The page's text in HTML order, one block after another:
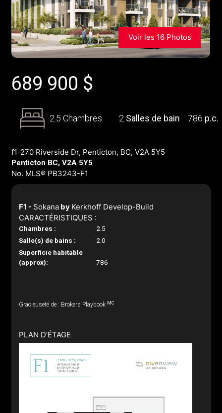
Voir les 16 Photos
689 900 $
2.5 Chambres 2 Salles de bain 786 p.c.
f1-270 Riverside Dr, Penticton, BC, V2A 5Y5
Penticton BC, V2A 5Y5
No. MLS® PB3243-F1
F1 - Sokanaby Kerkhoff Develop-Build
CARACTÉRISTIQUES :
Chambres :
2.5
Salle(s) de bains :
2.0
Superficie habitable
(approx):
786
Gracieuseté de : Brokers Playbook MC
PLAN D’ÉTAGE